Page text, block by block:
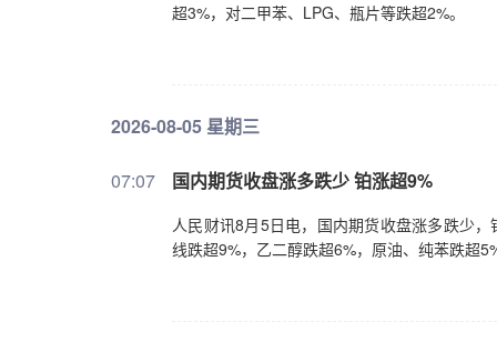
超3%，对二甲苯、LPG、瓶片等跌超2%。
2026-08-05 星期三
07:07 国内期货收盘涨多跌少 铂涨超9%
人民财讯8月5日电，国内期货收盘涨多跌少
线跌超9%，乙二醇跌超6%，原油、纯苯跌超